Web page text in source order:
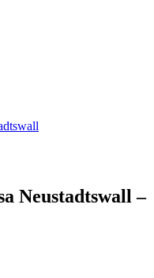
Neustadtswall –